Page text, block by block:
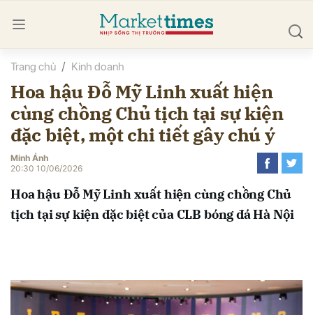
Trang chủ Kinh doanh
Hoa hậu Đỗ Mỹ Linh xuất hiện
cùng chồng Chủ tịch tại sự kiện
đặc biệt, một chi tiết gây chú ý
Minh Ánh
20:30 10/06/2026
Hoa hậu Đỗ Mỹ Linh xuất hiện cùng chồng Chủ
tịch tại sự kiện đặc biệt của CLB bóng đá Hà Nội
luận
Hủy